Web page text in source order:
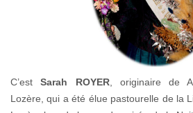
C’estSarah ROYER, originaire de
Lozère, qui a été élue pastourelle de la